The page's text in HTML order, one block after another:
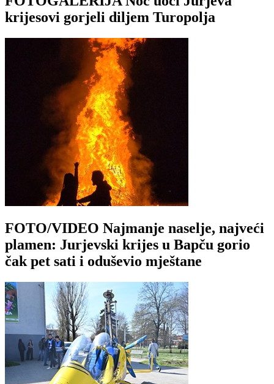
krijesovi gorjeli diljem Turopolja
FOTO/VIDEO Najmanje naselje, najveći
plamen: Jurjevski krijes u Bapču gorio
čak pet sati i oduševio mještane